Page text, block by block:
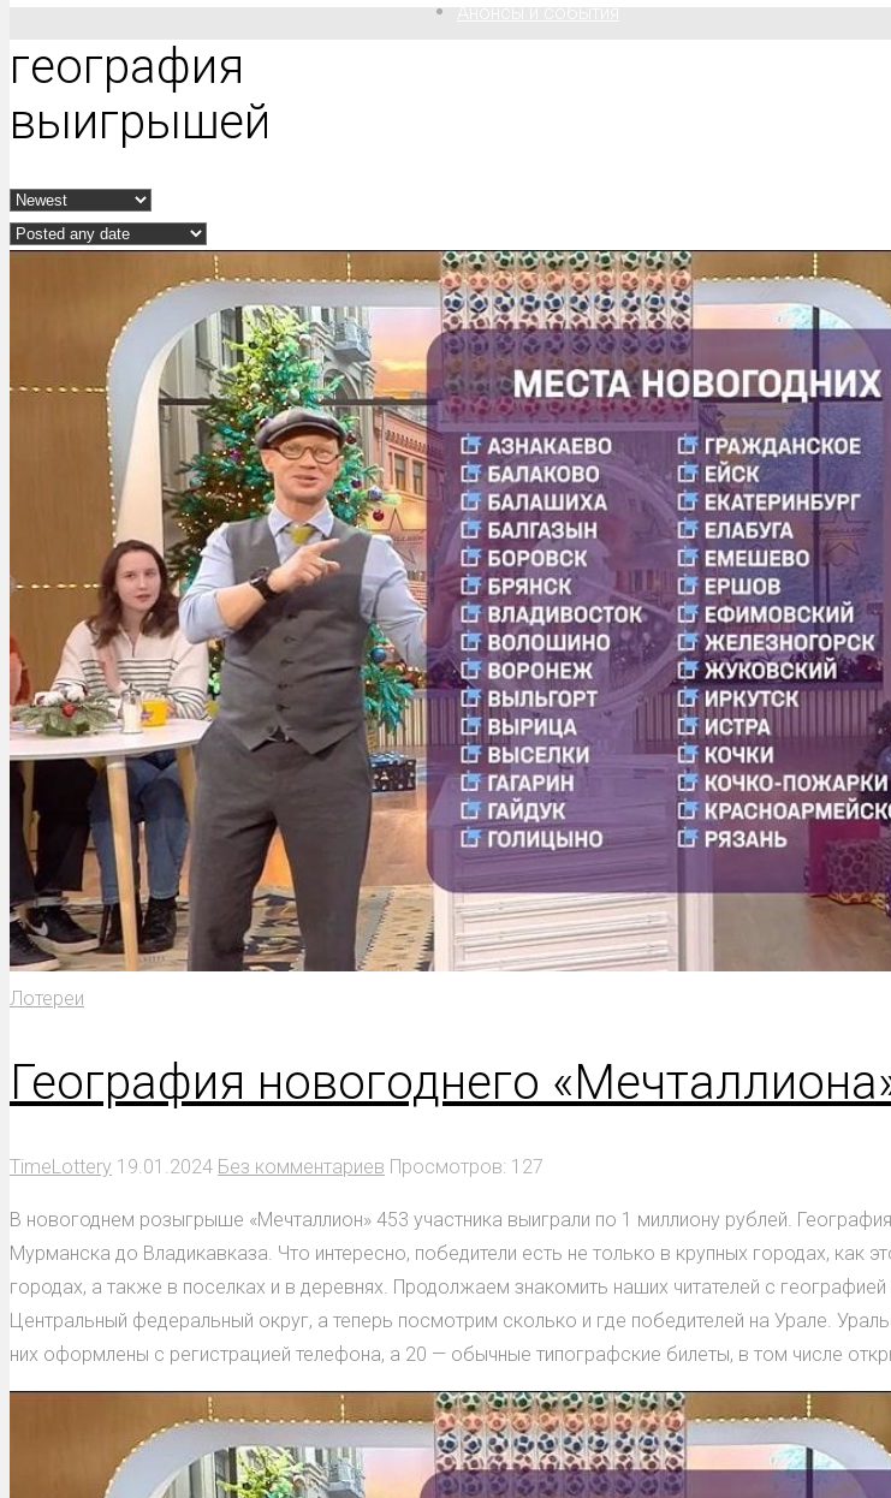
география
выигрышей
Лотереи
География новогоднего
TimeLottery 19.01.2024 Без комментариев Просмотров: 127
В новогоднем розыгрыше «Мечталлион» 453 участника выиграли по 1 миллиону рублей.
Мурманска до Владикавказа. Что интересно, победители есть не только в крупных городах,
городах, а также в поселках и в деревнях. Продолжаем знакомить наших читателей с
Центральный федеральный округ, а теперь посмотрим сколько и где победителей на Урале.
них оформлены с регистрацией телефона, а 20 — обычные типографские билеты, в том числе